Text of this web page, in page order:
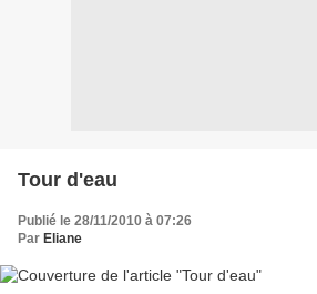
Tour d'eau
Publié le 28/11/2010 à 07:26
Par Eliane